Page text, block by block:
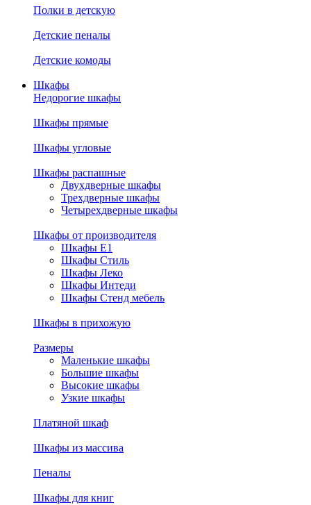
Полки в детскую
Детские пеналы
Детские комоды
Шкафы
Недорогие шкафы
Шкафы прямые
Шкафы угловые
Шкафы распашные
Двухдверные шкафы
Трехдверные шкафы
Четырехдверные шкафы
Шкафы от производителя
Шкафы E1
Шкафы Стиль
Шкафы Леко
Шкафы Интеди
Шкафы Стенд мебель
Шкафы в прихожую
Размеры
Маленькие шкафы
Большие шкафы
Высокие шкафы
Узкие шкафы
Платяной шкаф
Шкафы из массива
Пеналы
Шкафы для книг